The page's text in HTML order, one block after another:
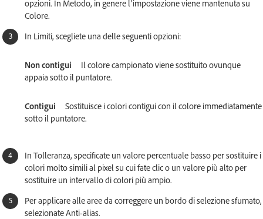
opzioni. In Metodo, in genere l’impostazione viene mantenuta su
Colore.
In Limiti, scegliete una delle seguenti opzioni:
Non contigui
Il colore campionato viene sostituito ovunque
appaia sotto il puntatore.
Contigui
Sostituisce i colori contigui con il colore immediatamente
sotto il puntatore.
In Tolleranza, specificate un valore percentuale basso per sostituire i
colori molto simili al pixel su cui fate clic o un valore più alto per
sostituire un intervallo di colori più ampio.
Per applicare alle aree da correggere un bordo di selezione sfumato,
selezionate Anti-alias.